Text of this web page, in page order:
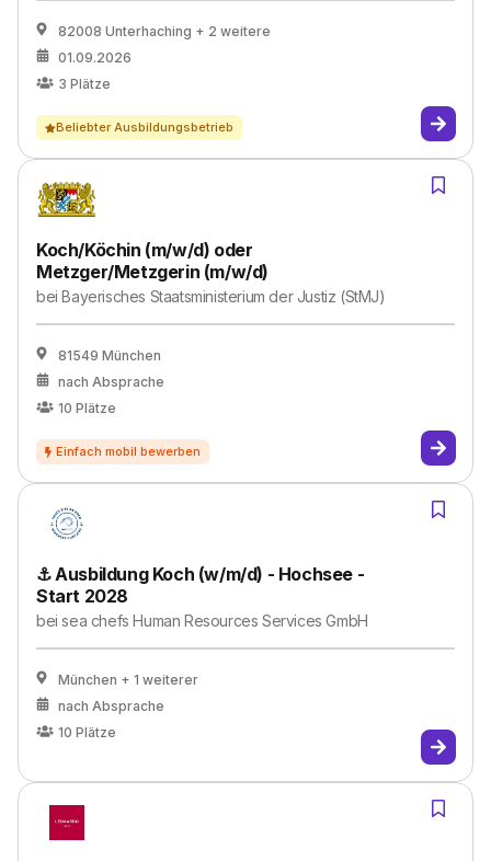
82008 Unterhaching + 2 weitere
01.09.2026
3 Plätze
Beliebter Ausbildungsbetrieb
Koch/Köchin (m/w/d) oder
Metzger/Metzgerin (m/w/d)
beiBayerisches Staatsministerium der Justiz (StMJ)
81549 München
nach Absprache
10 Plätze
⚓ Ausbildung Koch (w/m/d) - Hochsee -
Start 2028
beisea chefs Human Resources Services GmbH
München + 1 weiterer
nach Absprache
10 Plätze